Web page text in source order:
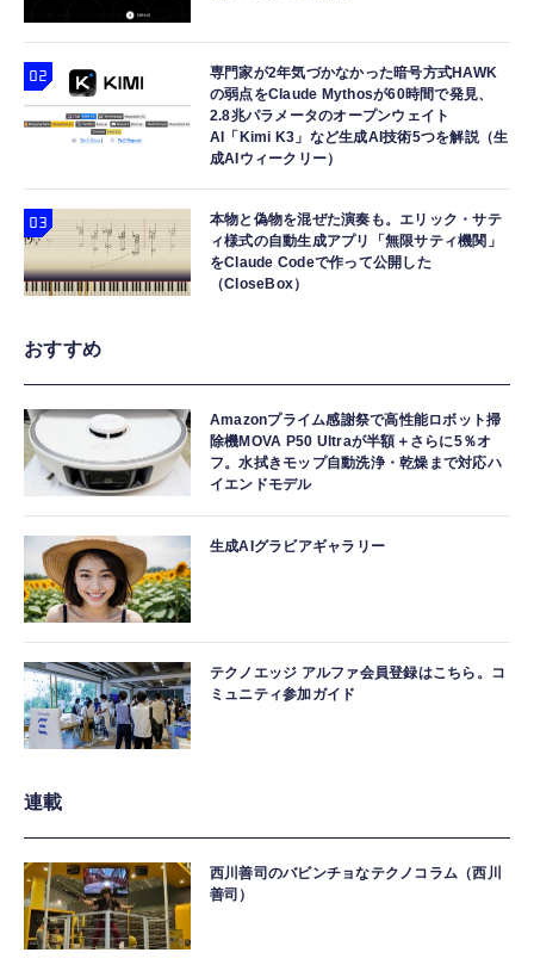
専門家が2年気づかなかった暗号方式HAWK
の弱点をClaude Mythosが60時間で発見、
2.8兆パラメータのオープンウェイト
AI「Kimi K3」など生成AI技術5つを解説（生
成AIウィークリー）
本物と偽物を混ぜた演奏も。エリック・サテ
ィ様式の自動生成アプリ「無限サティ機関」
をClaude Codeで作って公開した
（CloseBox）
おすすめ
Amazonプライム感謝祭で高性能ロボット掃
除機MOVA P50 Ultraが半額＋さらに5％オ
フ。水拭きモップ自動洗浄・乾燥まで対応ハ
イエンドモデル
生成AIグラビアギャラリー
テクノエッジ アルファ会員登録はこちら。コ
ミュニティ参加ガイド
連載
西川善司のバビンチョなテクノコラム（西川
善司）